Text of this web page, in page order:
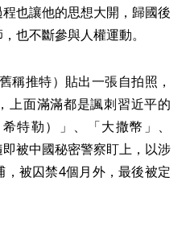
也讓他的思想大開，歸國後
也不斷參與人權運動。
稱推特）貼出一張自拍照，
上面滿滿都是諷刺習近平的
特勒）」、「大撒幣」、
即被中國秘密警察盯上，以涉
被囚禁4個月外，最後被定